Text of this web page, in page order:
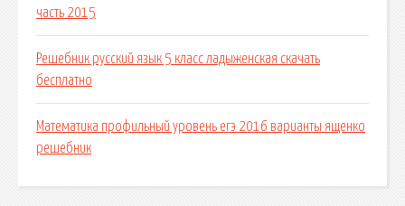
часть 2015
Решебник русский язык 5 класс ладыженская скачать
бесплатно
Математика профильный уровень егэ 2016 варианты ященко
решебник